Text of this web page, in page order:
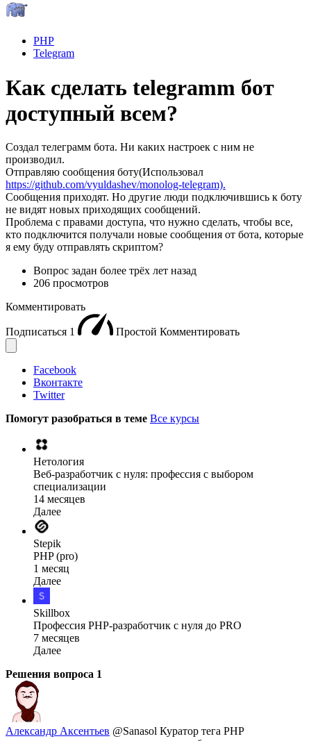
PHP
Telegram
Как сделать telegramm бот
доступный всем?
Создал телеграмм бота. Ни каких настроек с ним не
производил.
Отправляю сообщения боту(Использовал
https://github.com/vyuldashev/monolog-telegram).
Сообщения приходят. Но другие люди подключившись к боту
не видят новых приходящих сообщений.
Проблема с правами доступа, что нужно сделать, чтобы все,
кто подключится получали новые сообщения от бота, которые
я ему буду отправлять скриптом?
Вопрос задан более трёх лет назад
206 просмотров
Комментировать
Подписаться 1 Простой Комментировать
Facebook
Вконтакте
Twitter
Помогут разобраться в теме Все курсы
Нетология
Веб-разработчик с нуля: профессия с выбором
специализации
14 месяцев
Далее
Stepik
PHP (pro)
1 месяц
Далее
Skillbox
Профессия PHP-разработчик с нуля до PRO
7 месяцев
Далее
Решения вопроса 1
Александр Аксентьев @Sanasol Куратор тега PHP